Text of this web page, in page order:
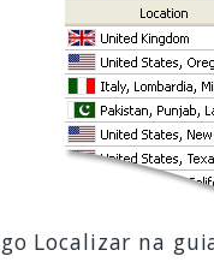
Localizar na